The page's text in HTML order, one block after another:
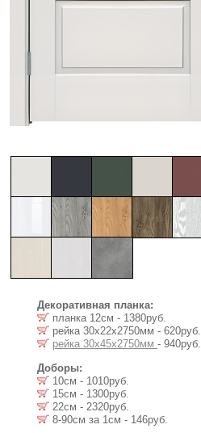
Декоративная планка:
планка 12см - 1380руб.
рейка 30х22x2750мм - 620руб.
рейка 30х45x2750мм - 940руб.
Доборы:
10см - 1010руб.
15см - 1300руб.
22см - 2320руб.
8-90см за 1см - 146руб.